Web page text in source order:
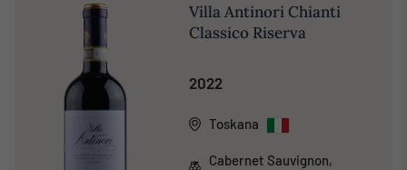
Villa Antinori Chianti
Classico Riserva
2022
Toskana
Cabernet Sauvignon,